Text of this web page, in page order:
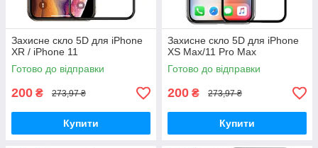
Захисне скло 5D для iPhone
XR / iPhone 11
Готово до відправки
200 ₴ 273,97 ₴
Купити
Захисне скло 5D для iPhone
XS Max/11 Pro Max
Готово до відправки
200 ₴ 273,97 ₴
Купити